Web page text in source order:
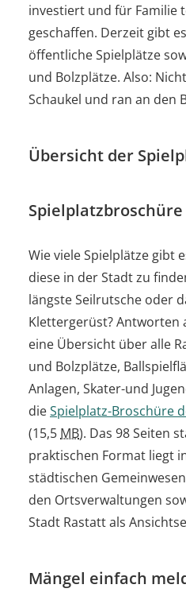
investiert und für Familie
geschaffen. Derzeit gibt
öffentliche Spielplätze
und Bolzplätze. Also:
Schaukel und ran an den
Übersicht der
Spielplatzbroschüre
Wie viele Spielplätze gibt
diese in der Stadt zu
längste Seilrutsche oder
Klettergerüst? Antworten
eine Übersicht über alle
und Bolzplätze,
Anlagen, Skater-und
dieSpielplatz-Broschüre
(15,5 MB). Das 98 Seiten
praktischen Format liegt
städtischen
den Ortsverwaltungen
Stadt Rastatt als
Mängel einfach